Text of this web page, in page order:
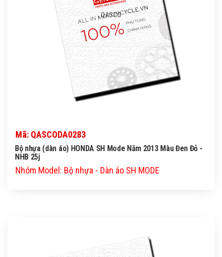
QASCO
Mã: QASCODA0283
Bộ nhựa (dàn áo) HONDA SH Mode Năm 2013 Màu Đen Đỏ -
NHB 25j
Nhóm Model: Bộ nhựa - Dàn áo SH MODE